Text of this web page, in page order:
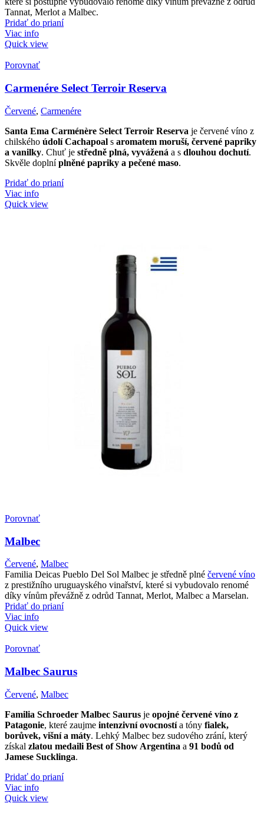
Tannat, Merlot a Malbec.
Pridať do prianí
Viac info
Quick view
Porovnať
Carmenére Select Terroir Reserva
Červené, Carmenére
Santa Ema Carménère Select Terroir Reserva je červené víno z
chilského údolí Cachapoal s aromatem moruší, červené papriky
a vanilky. Chuť je středně plná, vyvážená a s dlouhou dochutí.
Skvěle doplníplněné papriky a pečené maso.
Pridať do prianí
Viac info
Quick view
Porovnať
Malbec
Červené, Malbec
Familia Deicas Pueblo Del Sol Malbec je středně plné červené víno
z prestižního uruguayského vinařství, které si vybudovalo renomé
díky vínům převážně z odrůd Tannat, Merlot, Malbec a Marselan.
Pridať do prianí
Viac info
Quick view
Porovnať
Malbec Saurus
Červené, Malbec
Familia Schroeder Malbec Saurus je opojné červené víno z
Patagonie, které zaujme intenzivní ovocnostía tóny fialek,
borůvek, višní a máty. Lehký Malbec bez sudového zrání, který
získal zlatou medaili Best of Show Argentina a 91 bodů od
Jamese Sucklinga.
Pridať do prianí
Viac info
Quick view